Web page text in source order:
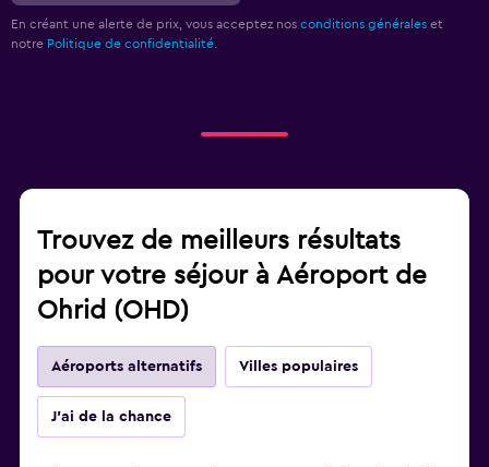
En créant une alerte de prix, vous acceptez nos conditions générales et
notre Politique de confidentialité.
Trouvez de meilleurs résultats
pour votre séjour à Aéroport de
Ohrid (OHD)
Aéroports alternatifs Villes populaires
J'ai de la chance